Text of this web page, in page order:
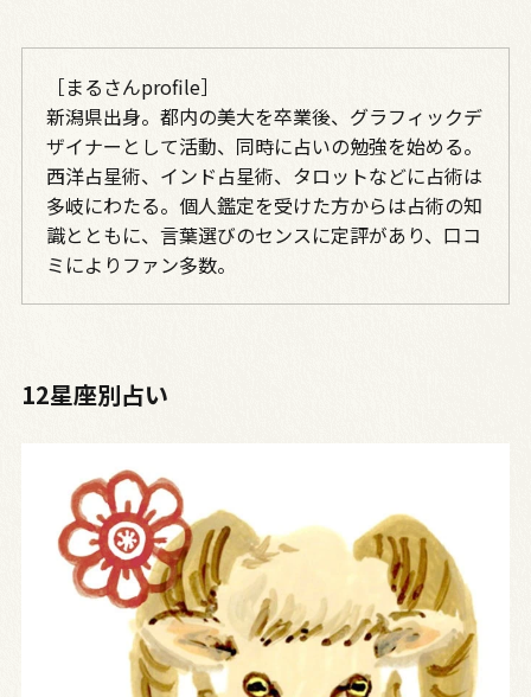
［まるさんprofile］
新潟県出身。都内の美大を卒業後、グラフィックデ
ザイナーとして活動、同時に占いの勉強を始める。
西洋占星術、インド占星術、タロットなどに占術は
多岐にわたる。個人鑑定を受けた方からは占術の知
識とともに、言葉選びのセンスに定評があり、口コ
ミによりファン多数。
12星座別占い